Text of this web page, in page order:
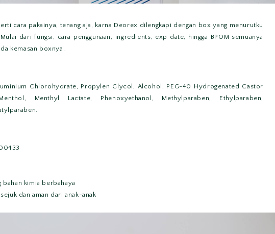
cara pakainya, tenang aja, karna Deorex dilengkapi dengan box yang menurutku
dari fungsi, cara penggunaan, ingredients, exp date, hingga BPOM semuanya
kemasan boxnya.
Chlorohydrate, Propylen Glycol, Alcohol, PEG-40 Hydrogenated Castor
Menthyl Lactate, Phenoxyethanol, Methylparaben, Ethylparaben,
bahan kimia berbahaya
dan aman dari anak-anak